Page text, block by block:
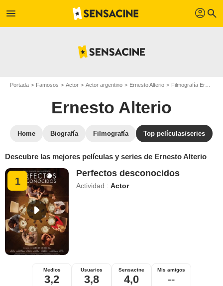
menu profil search
Portada Famosos Actor Actor argentino Ernesto Alterio Filmografía Ernesto Alterio
Ernesto Alterio
Home Biografía Filmografía Top películas/series
Descubre las mejores películas y series de Ernesto Alterio
1
Perfectos desconocidos
Actividad :Actor
Medios
3,2
Usuarios
3,8
Sensacine
4,0
Mis amigos
--